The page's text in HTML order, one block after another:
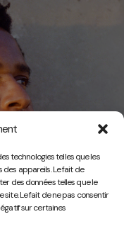
technologies telles que les
appareils. Le fait de
des données telles que le
Le fait de ne pas consentir
sur certaines